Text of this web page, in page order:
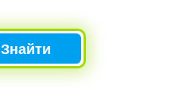
Знайти